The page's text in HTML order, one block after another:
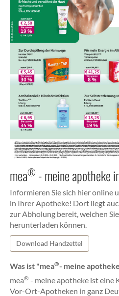
mea® - meine apotheke
Informieren Sie sich hier online
in Ihrer Apotheke! Dort liegt
zur Abholung bereit, welchen
herunterladen können.
Download Handzettel
Was ist "mea®- meine
mea® - meine apotheke ist eine
Vor-Ort-Apotheken in ganz